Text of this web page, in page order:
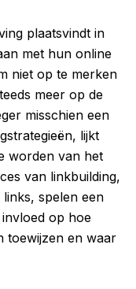
plaatsvindt in
met hun online
niet op te merken
meer op de
misschien een
lijkt
worden van het
van linkbuilding,
spelen een
op hoe
toewijzen en waar